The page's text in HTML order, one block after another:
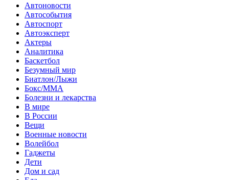
Автоновости
Автособытия
Автоспорт
Автоэксперт
Актеры
Аналитика
Баскетбол
Безумный мир
Биатлон/Лыжи
Бокс/MMA
Болезни и лекарства
В мире
В России
Вещи
Военные новости
Волейбол
Гаджеты
Дети
Дом и сад